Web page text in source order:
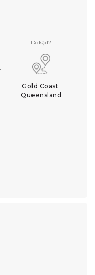
Dokąd?
Gold Coast
Queensland